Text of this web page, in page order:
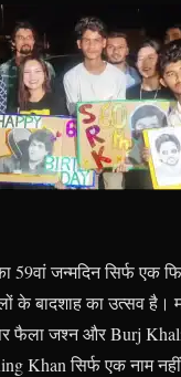
59वां जन्मदिन सिर्फ एक
के बादशाह का उत्सव है।
फैला जश्न और Burj
Khan सिर्फ एक नाम